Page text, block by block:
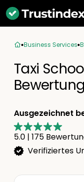
Business Services
Taxi
Ausgezeichnet
5.0 | 175
Verifiziertes